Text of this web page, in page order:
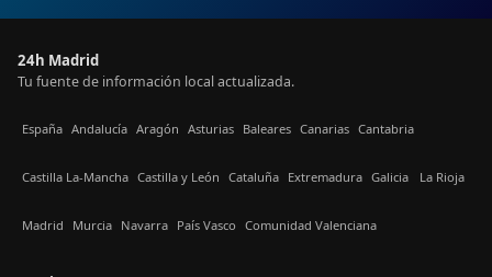
24h Madrid
Tu fuente de información local actualizada.
España Andalucía Aragón Asturias Baleares Canarias Cantabria
Castilla La-Mancha Castilla y León Cataluña Extremadura Galicia La Rioja
Madrid Murcia Navarra País Vasco Comunidad Valenciana